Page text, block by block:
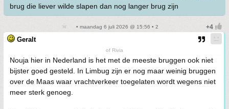
brug die liever wilde slapen dan nog langer brug zijn
• maandag 6 juli 2026 @ 15:56 • 2
Geralt
of Rivia
Nouja hier in Nederland is het met de meeste bruggen ook niet
bijster goed gesteld. In Limbug zijn er nog maar weinig bruggen
over de Maas waar vrachtverkeer toegelaten wordt wegens niet
meer sterk genoeg.